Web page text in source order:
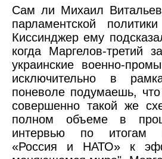
Сам ли Михаил
парламентской
Киссинджер ему
когда Маргелов-третий
украинские военно-
исключительно в
поневоле подумаешь,
совершенно такой же
полном объеме в
интервью по итогам
«Россия и НАТО» к